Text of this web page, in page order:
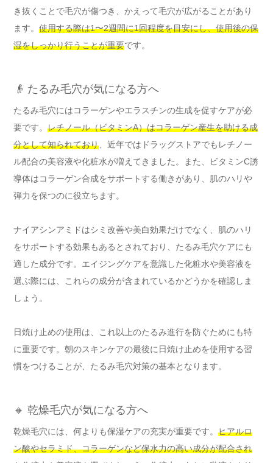
き抜くことで毛穴が傷つき、かえって毛穴が広がることがあり
ます。 使用する際は1〜2週間に1回程度を目安にし、使用後の保
湿をしっかり行うことが重要です。
👴 たるみ毛穴が気になる方へ
たるみ毛穴にはコラーゲンやエラスチンの生成を促すケアが必
要です。 レチノール（ビタミンA）はコラーゲン産生を助ける成
分として知られており、近年ではドラッグストアでもレチノー
ル配合の美容液や化粧水が増えてきました。また、ビタミンC誘
導体はコラーゲン合成をサポートする働きがあり、肌のハリや
弾力を保つのに役立ちます。
ナイアシンアミドはシミ改善や美白効果だけでなく、肌のハリ
をサポートする効果もあるとされており、たるみ毛穴ケアにも
適した成分です。エイジングケアを意識した化粧水や美容液を
選ぶ際には、これらの成分が含まれているかどうかを確認しま
しょう。
日焼け止めの使用は、これ以上のたるみ進行を防ぐためにも特
に重要です。朝のスキンケアの最後に日焼け止めを使用する習
慣をつけることが、たるみ毛穴対策の基本となります。
🔸 乾燥毛穴が気になる方へ
乾燥毛穴には、何よりも保湿ケアの充実が重要です。 ヒアルロ
ン酸やセラミド、コラーゲンなど保水力の高い成分が配合され